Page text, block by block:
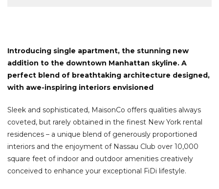
Introducing single apartment, the stunning new
addition to the downtown Manhattan skyline. A
perfect blend of breathtaking architecture designed,
with awe-inspiring interiors envisioned
Sleek and sophisticated, MaisonCo offers qualities always
coveted, but rarely obtained in the finest New York rental
residences – a unique blend of generously proportioned
interiors and the enjoyment of Nassau Club over 10,000
square feet of indoor and outdoor amenities creatively
conceived to enhance your exceptional FiDi lifestyle.